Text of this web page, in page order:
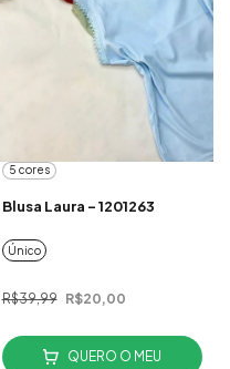
5 cores
Blusa Laura - 1201263
Único
R$39,99 R$20,00
QUERO O MEU